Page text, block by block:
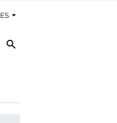
ESToggle Dropdown
search